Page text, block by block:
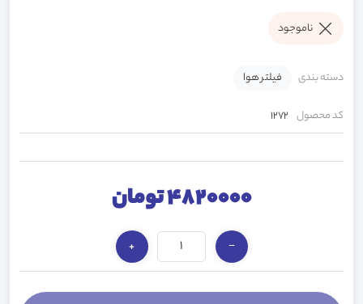
ناموجود
دسته بندی فیلتر هوا
کد محصول 1272
4820000 تومان
−
+